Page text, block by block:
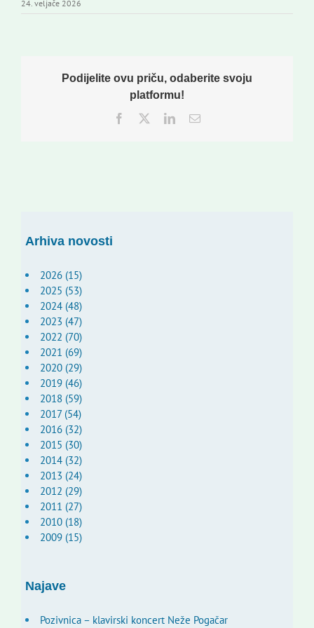
24. veljače 2026
Podijelite ovu priču, odaberite svoju
platformu!
Facebook
TwitterLinkedInEmail:
Arhiva novosti
2026 (15)
2025 (53)
2024 (48)
2023 (47)
2022 (70)
2021 (69)
2020 (29)
2019 (46)
2018 (59)
2017 (54)
2016 (32)
2015 (30)
2014 (32)
2013 (24)
2012 (29)
2011 (27)
2010 (18)
2009 (15)
Najave
Pozivnica – klavirski koncert Neže Pogačar